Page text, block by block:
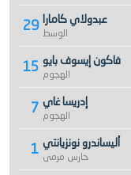
29 عبدولاي كامارا
الوسط
15 فاكون إيسوف بايو
الهجوم
7 إدريسا غاي
الهجوم
1 أليساندرو نونزيانتي
حارس مرمى